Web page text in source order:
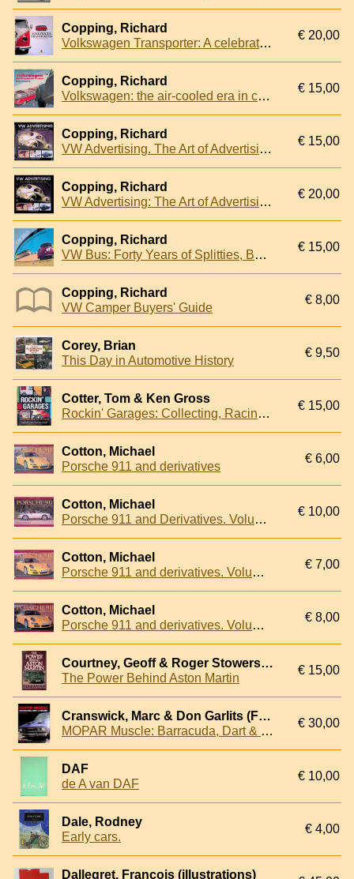
Copping, Richard
Volkswagen Transporter: A celebration of an automotive and cultural icon
€ 20,00
Copping, Richard
Volkswagen: the air-cooled era in colour
€ 15,00
Copping, Richard
VW Advertising. The Art of Advertising the Air-Cooled Volkswagen
€ 15,00
Copping, Richard
VW Advertising: The Art of Advertising the Air-Cooled Volkswagen
€ 20,00
Copping, Richard
VW Bus: Forty Years of Splitties, Bays & Wedges
€ 15,00
Copping, Richard
VW Camper Buyers' Guide
€ 8,00
Corey, Brian
This Day in Automotive History
€ 9,50
Cotter, Tom & Ken Gross
Rockin' Garages: Collecting, Racing & Riding with Rock's Great Gearheads
€ 15,00
Cotton, Michael
Porsche 911 and derivatives
€ 6,00
Cotton, Michael
Porsche 911 and Derivatives. Volume 2: 1981-1994
€ 10,00
Cotton, Michael
Porsche 911 and derivatives. Volume 3: 1994-2005
€ 7,00
Cotton, Michael
Porsche 911 and derivatives. Volume 3: 1994-2005
€ 8,00
Courtney, Geoff & Roger Stowers (photography)
The Power Behind Aston Martin
€ 15,00
Cranswick, Marc & Don Garlits (Foreword by)
MOPAR Muscle: Barracuda, Dart & Valiant 1960-1980
€ 30,00
DAF
de A van DAF
€ 10,00
Dale, Rodney
Early cars.
€ 4,00
Dallegret, François (illustrations)